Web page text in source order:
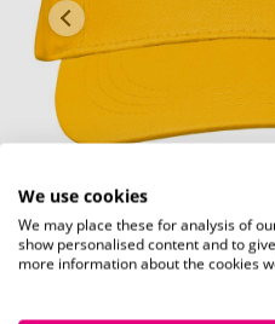
Schnell und einfachhier
herunterladen.
We use cookies
We may place these for analysis of
show personalised content and to
more information about the cookies